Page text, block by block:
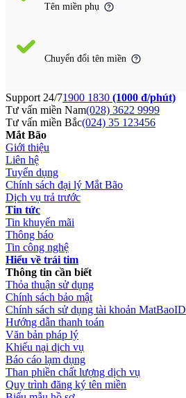
Tên miền phụ
Chuyển đổi tên miền
Support 24/71900 1830 (1000 đ/phút)
Tư vấn miền Nam(028) 3622 9999
Tư vấn miền Bắc(024) 35 123456
Mắt Bão
Giới thiệu
Liên hệ
Tuyển dụng
Chính sách đại lý Mắt Bão
Dịch vụ trả trước
Tin tức
Tin khuyến mãi
Thông báo
Tin công nghệ
Hiểu về trái tim
Thông tin cần biết
Thỏa thuận sử dụng
Chính sách bảo mật
Chính sách sử dụng tài khoản MatBaoID
Hướng dẫn thanh toán
Văn bản pháp lý
Khiếu nại dịch vụ
Báo cáo lạm dụng
Than phiền chất lượng dịch vụ
Quy trình đăng ký tên miền